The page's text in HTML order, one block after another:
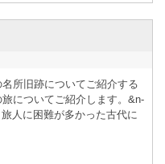
所旧跡についてご紹介する
についてご紹介します。&­n­
人に困難が多かった古代に